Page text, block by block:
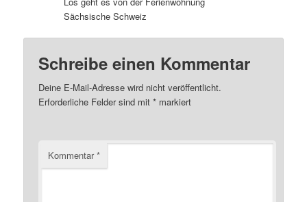
Sächsische Schweiz
Schreibe einen Kommentar
Deine E-Mail-Adresse wird nicht veröffentlicht.
Erforderliche Felder sind mit* markiert
Kommentar*